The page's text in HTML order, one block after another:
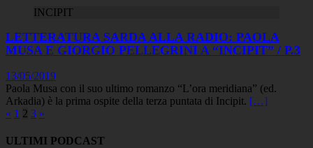
INCIPIT
LETTERATURA SARDA ALLA RADIO: PAOLA
MUSA E GIORGIO PELLEGRINI A “INCIPIT” / P.3
13/05/2019
Paola Musa con il suo ultimo romanzo “L’ora meridiana” (ed.
Arkadia) è la prima ospite della terza puntata di Incipit. […]
Paginazione
degli
« 1 2 3 »
ULTIMI PODCAST